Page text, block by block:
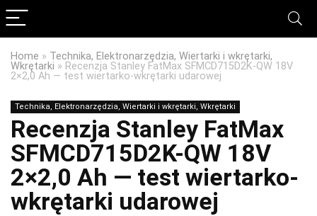
Home » Technika, Elektronarzędzia, Wiertarki i wkrętarki,
Wkrętarki » Recenzja Stanley FatMax SFMCD715D2K-QW 18V
2×2,0 Ah — test wiertarko-wkrętarki udarowej
Technika, Elektronarzędzia, Wiertarki i wkrętarki, Wkrętarki
Recenzja Stanley FatMax
SFMCD715D2K-QW 18V
2×2,0 Ah — test wiertarko-
wkrętarki udarowej